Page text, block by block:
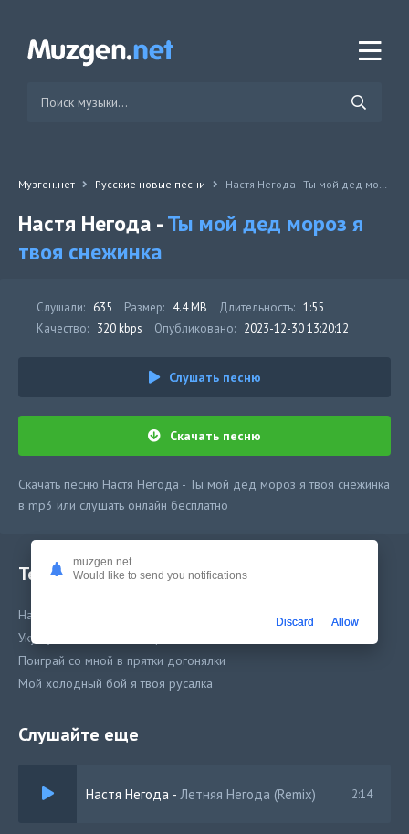
Музген.нет Русские новые песни Настя Негода - Ты мой дед мороз я твоя снежинка
Настя Негода -Ты мой дед мороз я
твоя снежинка
Слушали: 635 Размер: 4.4 MB Длительность: 1:55
Качество: 320 kbps Опубликовано: 2023-12-30 13:20:12
Слушать песню
Скачать песню
Скачать песню Настя Негода - Ты мой дед мороз я твоя снежинка
в mp3 или слушать онлайн бесплатно
Текст песни
Настя Негода - Ты мой дед мороз я твоя снежинка
Укушу за нос такая вечеринка
Поиграй со мной в прятки догонялки
Мой холодный бой я твоя русалка
Слушайте еще
Настя Негода - Летняя Негода (Remix) 2:14
muzgen.net
Would like to send you notifications
Discard Allow